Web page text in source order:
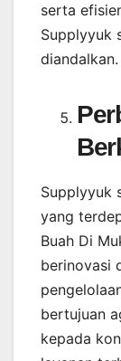
serta
Supplyyuk
diandalkan.
Supplyyuk
yang
Buah Di
berinovasi
bertujuan
kepada